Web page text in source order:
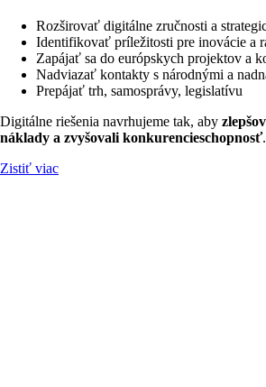
Rozširovať digitálne zručnosti a
Identifikovať príležitosti pre inovácie a
Zapájať sa do európskych projektov a
Nadviazať kontakty s národnými a
Prepájať trh, samosprávy, legislatívu
Digitálne riešenia navrhujeme tak, aby
náklady a zvyšovali konkurencieschopnosť.
Zistiť viac